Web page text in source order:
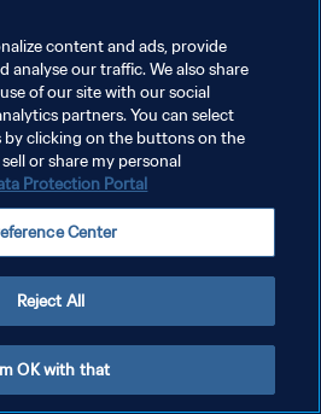
DE LAS COOKIES
los derechos reservados.
content and ads, provide
analyse our traffic. We also share
of our site with our social
partners. You can select
by clicking on the buttons on the
or share my personal
Protection Portal
Center
Reject All
OK with that